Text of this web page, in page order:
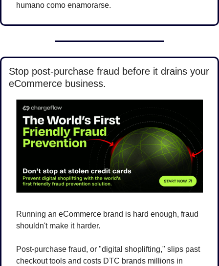
humano como enamorarse.
Stop post-purchase fraud before it drains your
eCommerce business.
Running an eCommerce brand is hard enough, fraud
shouldn't make it harder.
Post-purchase fraud, or "digital shoplifting," slips past
checkout tools and costs DTC brands millions in